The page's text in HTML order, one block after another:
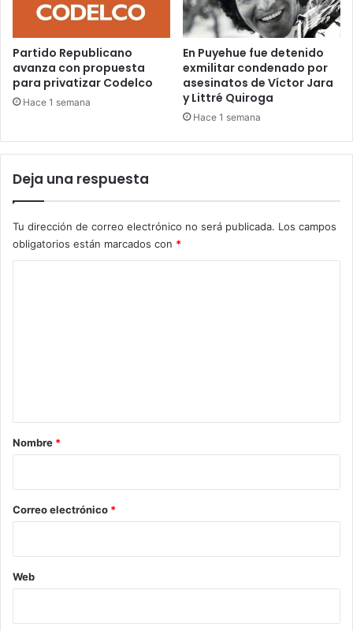
Partido Republicano
avanza con propuesta
para privatizar Codelco
Hace 1 semana
En Puyehue fue detenido
exmilitar condenado por
asesinatos de Víctor Jara
y Littré Quiroga
Hace 1 semana
Deja una respuesta
Tu dirección de correo electrónico no será publicada. Los campos
obligatorios están marcados con *
r
*
Nombre *
Correo electrónico *
Web